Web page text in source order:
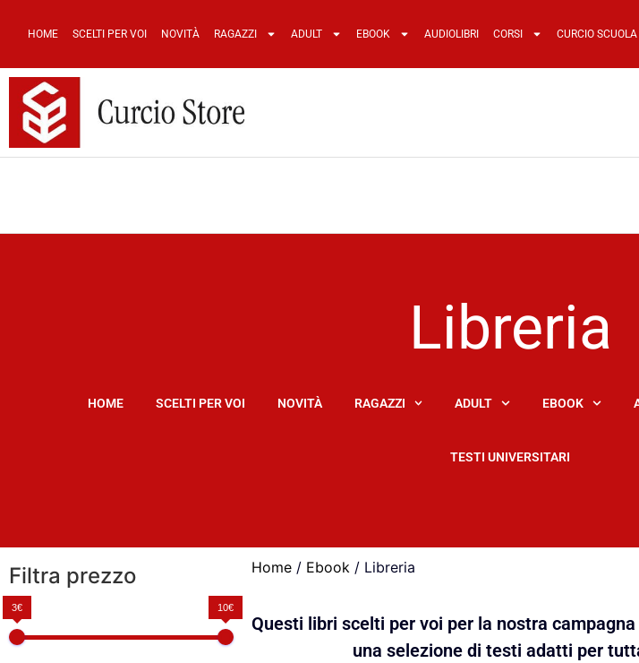
HOME SCELTI PER VOI NOVITÀ RAGAZZI ADULT EBOOK AUDIOLIBRI CORSI CURCIO SCUOLA
Libreria
HOME SCELTI PER VOI NOVITÀ RAGAZZI ADULT EBOOK
TESTI UNIVERSITARI
Filtra prezzo
3€ 10€
Home / Ebook / Libreria
Questi libri scelti per voi per la nostra
una selezione di testi adatti per